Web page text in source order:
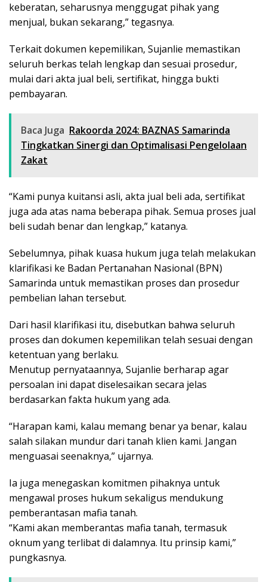
keberatan, seharusnya menggugat pihak yang
menjual, bukan sekarang,” tegasnya.
Terkait dokumen kepemilikan, Sujanlie memastikan
seluruh berkas telah lengkap dan sesuai prosedur,
mulai dari akta jual beli, sertifikat, hingga bukti
pembayaran.
Baca Juga Rakoorda 2024: BAZNAS Samarinda
Tingkatkan Sinergi dan Optimalisasi Pengelolaan
Zakat
“Kami punya kuitansi asli, akta jual beli ada, sertifikat
juga ada atas nama beberapa pihak. Semua proses jual
beli sudah benar dan lengkap,” katanya.
Sebelumnya, pihak kuasa hukum juga telah melakukan
klarifikasi ke Badan Pertanahan Nasional (BPN)
Samarinda untuk memastikan proses dan prosedur
pembelian lahan tersebut.
Dari hasil klarifikasi itu, disebutkan bahwa seluruh
proses dan dokumen kepemilikan telah sesuai dengan
ketentuan yang berlaku.
Menutup pernyataannya, Sujanlie berharap agar
persoalan ini dapat diselesaikan secara jelas
berdasarkan fakta hukum yang ada.
“Harapan kami, kalau memang benar ya benar, kalau
salah silakan mundur dari tanah klien kami. Jangan
menguasai seenaknya,” ujarnya.
Ia juga menegaskan komitmen pihaknya untuk
mengawal proses hukum sekaligus mendukung
pemberantasan mafia tanah.
“Kami akan memberantas mafia tanah, termasuk
oknum yang terlibat di dalamnya. Itu prinsip kami,”
pungkasnya.